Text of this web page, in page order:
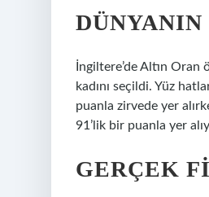
İngiltere’de Altın
kadını seçildi. Yüz
puanla zirvede yer
91’lik bir puanla yer
GERÇEK